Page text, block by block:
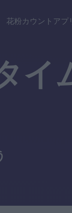
花粉カウントアプ
イ